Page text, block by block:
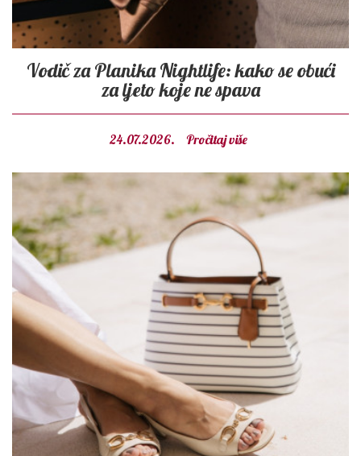
Vodič za Planika Nightlife: kako se obući
za ljeto koje ne spava
24.07.2026. Pročitaj više